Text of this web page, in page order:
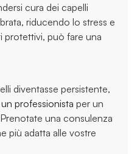
cura dei capelli
riducendo lo stress e
protettivi, può fare una
diventasse persistente,
professionista per un
una consulenza
più adatta alle vostre